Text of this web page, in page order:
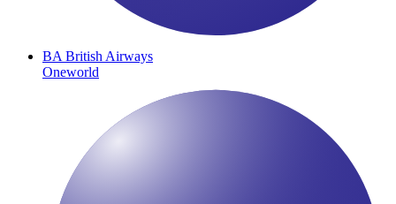
BA British Airways
Oneworld